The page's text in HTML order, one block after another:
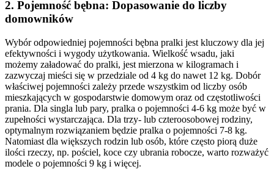
2. Pojemność bębna: Dopasowanie do liczby
domowników
Wybór odpowiedniej pojemności bębna pralki jest kluczowy dla jej
efektywności i wygody użytkowania. Wielkość wsadu, jaki
możemy załadować do pralki, jest mierzona w kilogramach i
zazwyczaj mieści się w przedziale od 4 kg do nawet 12 kg. Dobór
właściwej pojemności zależy przede wszystkim od liczby osób
mieszkających w gospodarstwie domowym oraz od częstotliwości
prania. Dla singla lub pary, pralka o pojemności 4-6 kg może być w
zupełności wystarczająca. Dla trzy- lub czteroosobowej rodziny,
optymalnym rozwiązaniem będzie pralka o pojemności 7-8 kg.
Natomiast dla większych rodzin lub osób, które często piorą duże
ilości rzeczy, np. pościel, koce czy ubrania robocze, warto rozważyć
modele o pojemności 9 kg i więcej.